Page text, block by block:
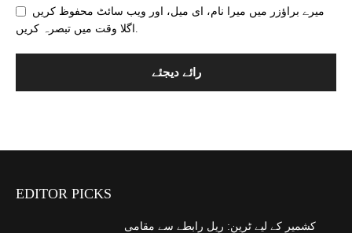
میرے براؤزر میں میرا نام، ای میل، اور ویب سائٹ محفوظ کریں
EDITOR PICKS
کشمیر کے لیے ٹرین: ریل رابطے سے مقامی